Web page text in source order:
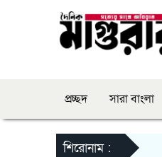
প্রচ্ছদ সারা বাংলা
শিরোনাম :